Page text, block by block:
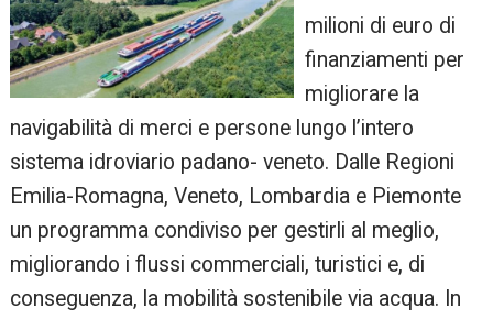
milioni di euro di
finanziamenti per
migliorare la
navigabilità di merci e persone lungo l’intero
sistema idroviario padano- veneto. Dalle Regioni
Emilia-Romagna, Veneto, Lombardia e Piemonte
un programma condiviso per gestirli al meglio,
migliorando i flussi commerciali, turistici e, di
conseguenza, la mobilità sostenibile via acqua. In